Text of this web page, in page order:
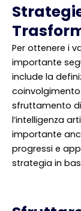
Per ottenere i
importante
include la
sfruttamento
l’intelligenza
importante
progressi e
strategia in